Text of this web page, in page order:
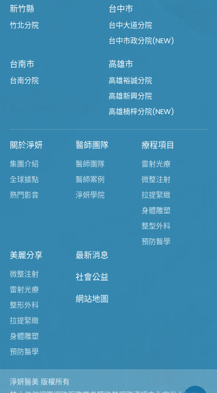
新竹縣
竹北分院
台中市
台中大道分院
台中市政分院(NEW)
台南市
台南分院
高雄市
高雄裕誠分院
高雄新興分院
高雄楠梓分院(NEW)
關於淨妍
集團介紹
全球據點
熱門影音
醫師團隊
醫師團隊
醫師案例
淨妍學院
療程項目
雷射光療
微整注射
拉提緊緻
身體雕塑
整型外科
預防醫學
美麗分享
微整注射
雷射光療
整形外科
拉提緊緻
身體雕塑
預防醫學
最新消息
社會公益
網站地圖
淨妍醫美 版權所有